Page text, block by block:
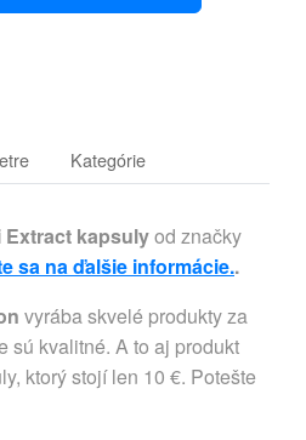
Kategórie
Extract kapsulyod značky
sa na ďalšie informácie..
vyrába skvelé produkty za
sú kvalitné. A to aj produkt
ktorý stojí len 10 €. Potešte